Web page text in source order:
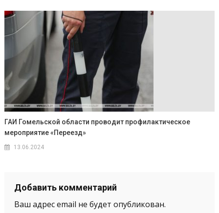
ГАИ Гомельской области проводит профилактическое
мероприятие «Переезд»
13.06.2024
Добавить комментарий
Ваш адрес email не будет опубликован.